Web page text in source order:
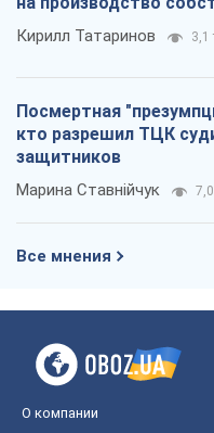
Кирилл Татаринов 3,1
Посмертная
кто разрешил ТЦК
защитников
Марина Ставнійчук
Все мнения
О компании